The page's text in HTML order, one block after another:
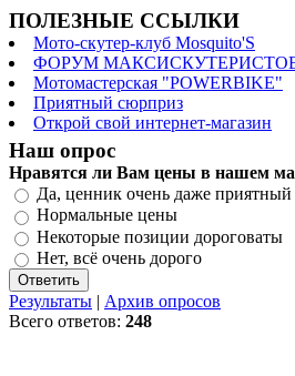
ПОЛЕЗНЫЕ ССЫЛКИ
Мото-скутер-клуб Mosquito'S
ФОРУМ
Мотомастерская "POWERBIKE"
Приятный сюрприз
Открой свой интернет-магазин
Наш опрос
Нравятся ли Вам цены в нашем
Да, ценник очень даже приятный
Нормальные цены
Некоторые позиции дороговаты
Нет, всё очень дорого
Результаты | Архив опросов
Всего ответов: 248